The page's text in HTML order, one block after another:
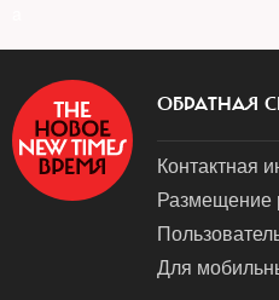
ОБРАТНАЯ
Контактная
Размещение
Для